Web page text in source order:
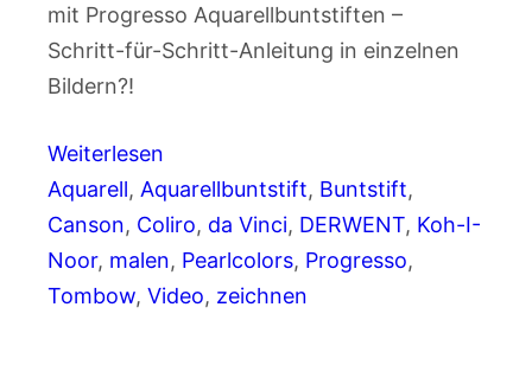
mit Progresso Aquarellbuntstiften –
Schritt-für-Schritt-Anleitung in einzelnen
Bildern?!
Weiterlesen
Aquarell, Aquarellbuntstift, Buntstift
Canson, Coliro, da Vinci, DERWENT, Koh-I-
Noor, malen, Pearlcolors, Progresso
Tombow, Video, zeichnen